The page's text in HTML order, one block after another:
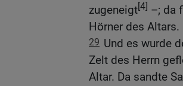
zugeneigt[4] –; da
Hörner des Altars.
29 Und es wurde
Zelt des Herrn
Altar. Da sandte